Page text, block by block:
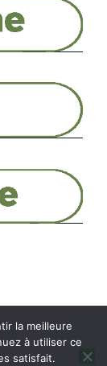
la meilleure
à utiliser ce
satisfait.